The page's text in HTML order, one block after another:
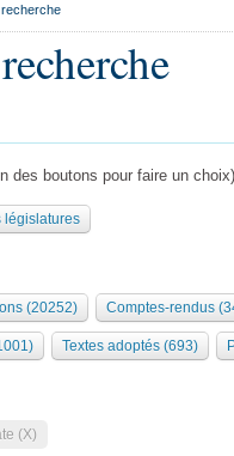
Bureau Collège des
des boutons pour faire un choix)
législatures
(20252) Comptes-rendus
Textes adoptés (693)
(X)